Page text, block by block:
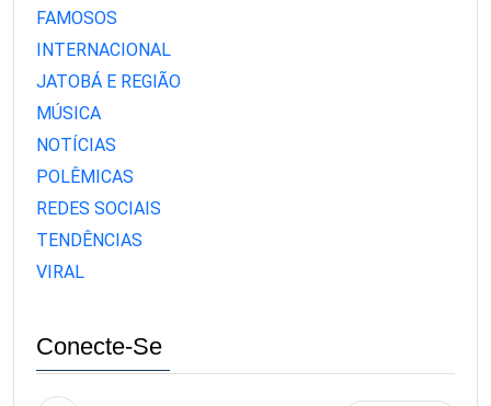
FAMOSOS
INTERNACIONAL
JATOBÁ E REGIÃO
MÚSICA
NOTÍCIAS
POLÊMICAS
REDES SOCIAIS
TENDÊNCIAS
VIRAL
Conecte-Se